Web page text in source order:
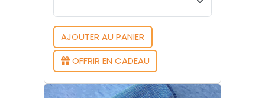
AJOUTER AU PANIER
OFFRIR EN CADEAU